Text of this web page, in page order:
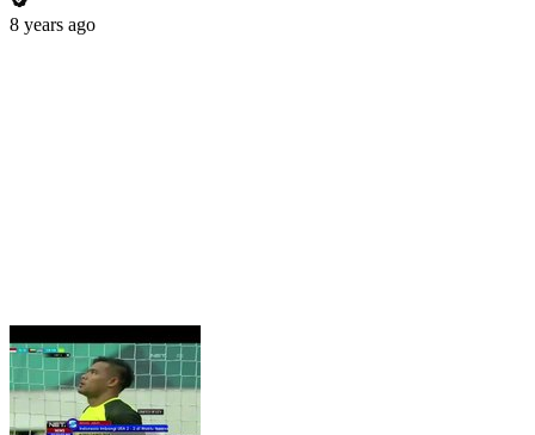
8 years ago